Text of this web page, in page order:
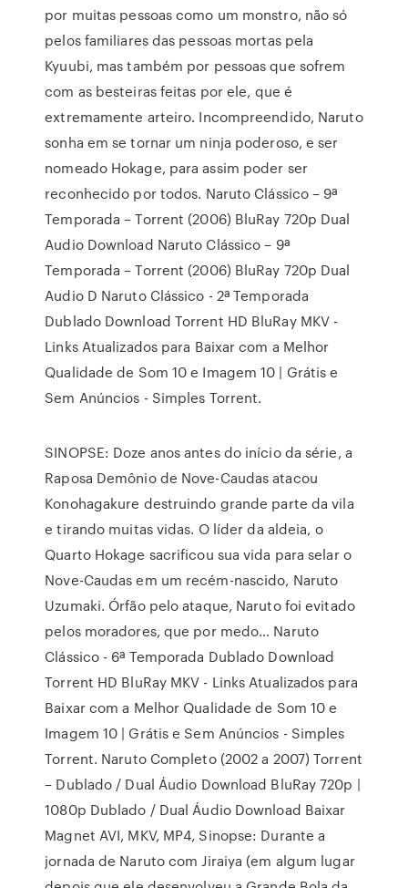
por muitas pessoas como um monstro, não só
pelos familiares das pessoas mortas pela
Kyuubi, mas também por pessoas que sofrem
com as besteiras feitas por ele, que é
extremamente arteiro. Incompreendido, Naruto
sonha em se tornar um ninja poderoso, e ser
nomeado Hokage, para assim poder ser
reconhecido por todos. Naruto Clássico – 9ª
Temporada – Torrent (2006) BluRay 720p Dual
Audio Download Naruto Clássico – 9ª
Temporada – Torrent (2006) BluRay 720p Dual
Audio D Naruto Clássico - 2ª Temporada
Dublado Download Torrent HD BluRay MKV -
Links Atualizados para Baixar com a Melhor
Qualidade de Som 10 e Imagem 10 | Grátis e
Sem Anúncios - Simples Torrent.
SINOPSE: Doze anos antes do início da série, a
Raposa Demônio de Nove-Caudas atacou
Konohagakure destruindo grande parte da vila
e tirando muitas vidas. O líder da aldeia, o
Quarto Hokage sacrificou sua vida para selar o
Nove-Caudas em um recém-nascido, Naruto
Uzumaki. Órfão pelo ataque, Naruto foi evitado
pelos moradores, que por medo… Naruto
Clássico - 6ª Temporada Dublado Download
Torrent HD BluRay MKV - Links Atualizados para
Baixar com a Melhor Qualidade de Som 10 e
Imagem 10 | Grátis e Sem Anúncios - Simples
Torrent. Naruto Completo (2002 a 2007) Torrent
– Dublado / Dual Áudio Download BluRay 720p |
1080p Dublado / Dual Áudio Download Baixar
Magnet AVI, MKV, MP4, Sinopse: Durante a
jornada de Naruto com Jiraiya (em algum lugar